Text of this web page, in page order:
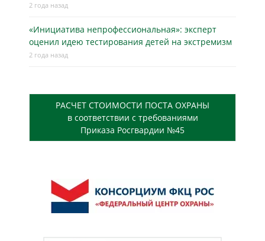
2 года назад
«Инициатива непрофессиональная»: эксперт
оценил идею тестирования детей на экстремизм
2 года назад
РАСЧЕТ СТОИМОСТИ ПОСТА ОХРАНЫ
в соответствии с требованиями
Приказа Росгвардии №45